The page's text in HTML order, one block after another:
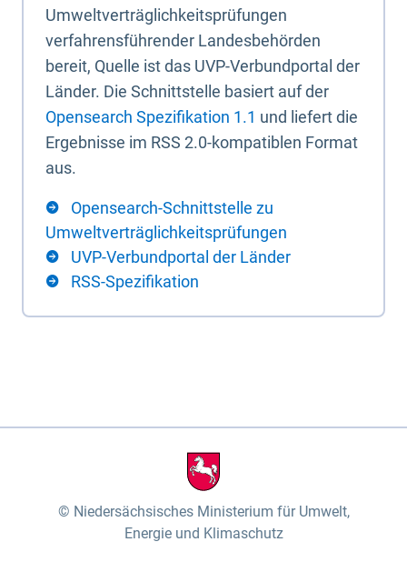
Umweltverträglichkeitsprüfungen
verfahrensführender Landesbehörden
bereit, Quelle ist das UVP-Verbundportal der
Länder. Die Schnittstelle basiert auf der
Opensearch Spezifikation 1.1 und liefert die
Ergebnisse im RSS 2.0-kompatiblen Format
aus.
Opensearch-Schnittstelle zu
Umweltverträglichkeitsprüfungen
UVP-Verbundportal der Länder
RSS-Spezifikation
Niedersächsisches Ministerium für Umwelt,
Energie und Klimaschutz